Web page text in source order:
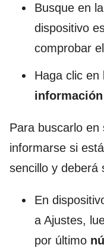
Busque en
dispositivo
comprobar el
Haga clic
Para buscarlo en
informarse si
sencillo y deberá
En
a Ajustes,
por último